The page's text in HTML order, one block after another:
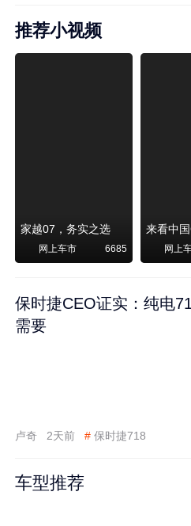
推荐小视频
家越07，务实之选
网上车市 6685 网上
保时捷CEO证实：纯电
需要
卢奇 2天前 # 保时捷718
车型推荐